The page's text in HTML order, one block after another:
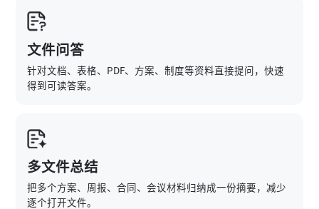
文件问答
针对文档、表格、PDF、方案、制度等资料直接提问，快速
得到可读答案。
多文件总结
把多个方案、周报、合同、会议材料归纳成一份摘要，减少
逐个打开文件。